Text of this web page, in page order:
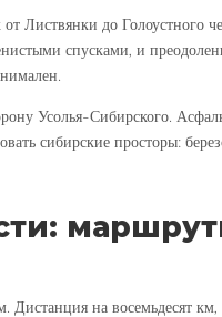
от Листвянки до Голоустного
спусками, и
Усолья-Сибирского.
сибирские просторы:
Дистанция на восемьдесят км,